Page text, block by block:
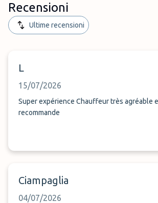
Recensioni
Ultime recensioni
L
15/07/2026
Super expérience Chauffeur très agréable et ponctuel Je
recommande
Ciampaglia
04/07/2026